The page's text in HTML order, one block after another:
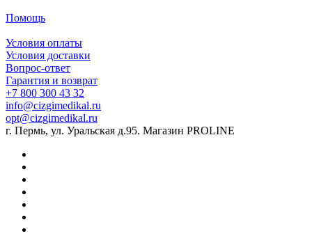
Помощь
Условия оплаты
Условия доставки
Вопрос-ответ
Гарантия и возврат
+7 800 300 43 32
info@cizgimedikal.ru
opt@cizgimedikal.ru
г. Пермь, ул. Уральская д.95. Магазин PROLINE